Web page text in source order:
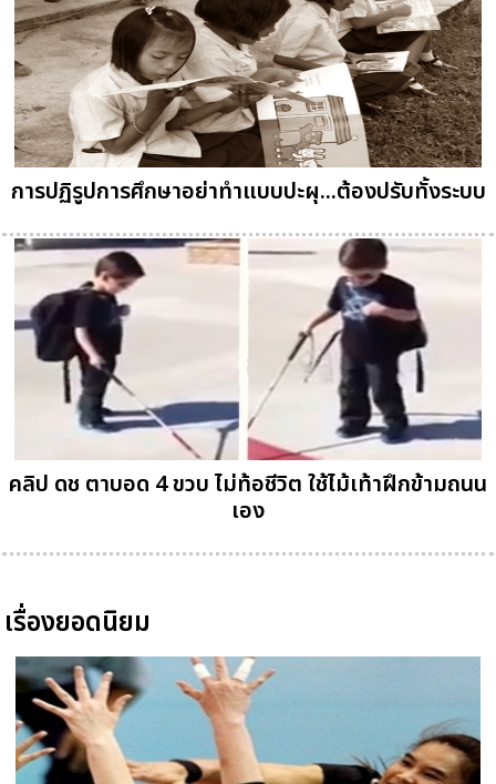
การปฏิรูปการศึกษาอย่าทำแบบปะผุ...ต้องปรับทั้งระบบ
คลิป ดช ตาบอด 4 ขวบ ไม่ท้อชีวิต ใช้ไม้เท้าฝึกข้ามถนน
เอง
เรื่องยอดนิยม